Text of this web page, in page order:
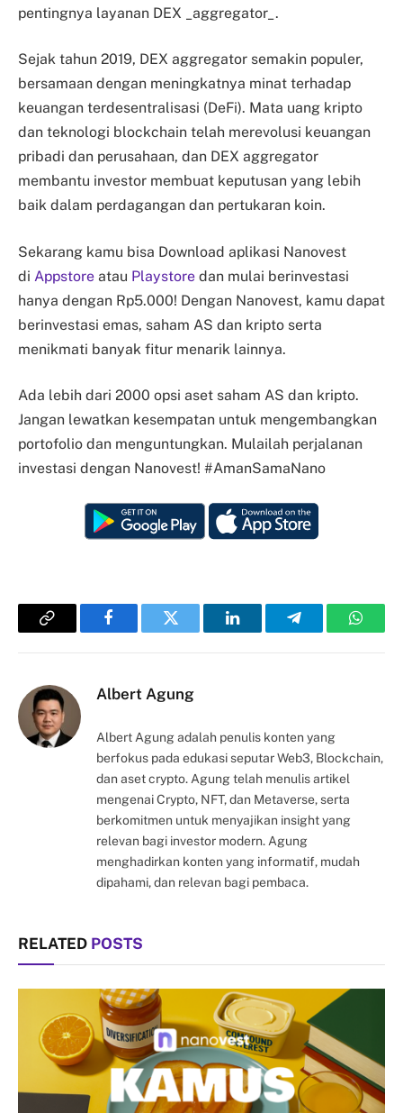
pentingnya layanan DEX _aggregator_.
Sejak tahun 2019, DEX aggregator semakin populer,
bersamaan dengan meningkatnya minat terhadap
keuangan terdesentralisasi (DeFi). Mata uang kripto
dan teknologi blockchain telah merevolusi keuangan
pribadi dan perusahaan, dan DEX aggregator
membantu investor membuat keputusan yang lebih
baik dalam perdagangan dan pertukaran koin.
Sekarang kamu bisa Download aplikasi Nanovest
di Appstore atau Playstore dan mulai berinvestasi
hanya dengan Rp5.000! Dengan Nanovest, kamu dapat
berinvestasi emas, saham AS dan kripto serta
menikmati banyak fitur menarik lainnya.
Ada lebih dari 2000 opsi aset saham AS dan kripto.
Jangan lewatkan kesempatan untuk mengembangkan
portofolio dan menguntungkan. Mulailah perjalanan
investasi dengan Nanovest! #AmanSamaNano
Copy
FacebookTwitter LinkedInTelegram
Albert Agung
Albert Agung adalah penulis konten yang
berfokus pada edukasi seputar Web3, Blockchain,
dan aset crypto. Agung telah menulis artikel
mengenai Crypto, NFT, dan Metaverse, serta
berkomitmen untuk menyajikan insight yang
relevan bagi investor modern. Agung
menghadirkan konten yang informatif, mudah
dipahami, dan relevan bagi pembaca.
RELATED POSTS